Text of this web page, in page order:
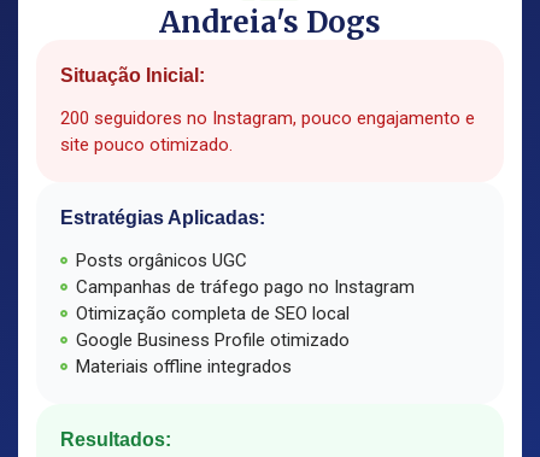
Andreia's Dogs
Situação Inicial:
200 seguidores no Instagram, pouco engajamento e
site pouco otimizado.
Estratégias Aplicadas:
Posts orgânicos UGC
Campanhas de tráfego pago no Instagram
Otimização completa de SEO local
Google Business Profile otimizado
Materiais offline integrados
Resultados: